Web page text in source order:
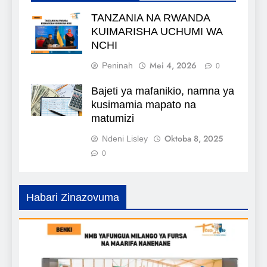
TANZANIA NA RWANDA
KUIMARISHA UCHUMI WA
NCHI
Peninah Mei 4, 2026 0
Bajeti ya mafanikio, namna ya
kusimamia mapato na
matumizi
Ndeni Lisley Oktoba 8, 2025
0
Habari Zinazovuma